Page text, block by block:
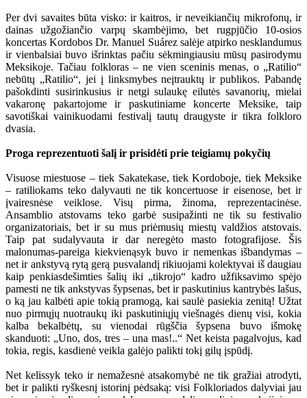
Per dvi savaites būta visko: ir kaitros, ir neveikiančių mikrofonų, ir
dainas užgožiančio varpų skambėjimo, bet rugpjūčio 10-osios
koncertas Kordobos Dr. Manuel Suárez salėje atpirko nesklandumus
ir vienbalsiai buvo išrinktas pačiu sėkmingiausiu mūsų pasirodymu
Meksikoje. Tačiau folkloras – ne vien sceninis menas, o „Ratilio“
nebūtų „Ratilio“, jei į linksmybes neįtrauktų ir publikos. Pabandę
pašokdinti susirinkusius ir netgi sulaukę eilutės savanorių, mielai
vakaronę pakartojome ir paskutiniame koncerte Meksike, taip
savotiškai vainikuodami festivalį tautų draugyste ir tikra folkloro
dvasia.
Proga reprezentuoti šalį ir prisidėti prie teigiamų pokyčių
Visuose miestuose – tiek Sakatekase, tiek Kordoboje, tiek Meksike
– ratiliokams teko dalyvauti ne tik koncertuose ir eisenose, bet ir
įvairesnėse veiklose. Visų pirma, žinoma, reprezentacinėse.
Ansamblio atstovams teko garbė susipažinti ne tik su festivalio
organizatoriais, bet ir su mus priėmusių miestų valdžios atstovais.
Taip pat sudalyvauta ir dar neregėto masto fotografijose. Šis
malonumas-pareiga kiekvienąsyk buvo ir nemenkas išbandymas –
net ir ankstyvą rytą gerą pusvalandį rikiuojami kolektyvai iš daugiau
kaip penkiasdešimties šalių iki „tikrojo“ kadro užfiksavimo spėjo
pamesti ne tik ankstyvas šypsenas, bet ir paskutinius kantrybės lašus,
o ką jau kalbėti apie tokią pramogą, kai saulė pasiekia zenitą! Užtat
nuo pirmųjų nuotraukų iki paskutiniųjų viešnagės dienų visi, kokia
kalba bekalbėtų, su vienodai rūgščia šypsena buvo išmokę
skanduoti: „Uno, dos, tres – una mas!..“ Net keista pagalvojus, kad
tokia, regis, kasdienė veikla galėjo palikti tokį gilų įspūdį.
Net kelissyk teko ir nemažesnė atsakomybė ne tik gražiai atrodyti,
bet ir palikti ryškesnį istorinį pėdsaką: visi Folkloriados dalyviai jau